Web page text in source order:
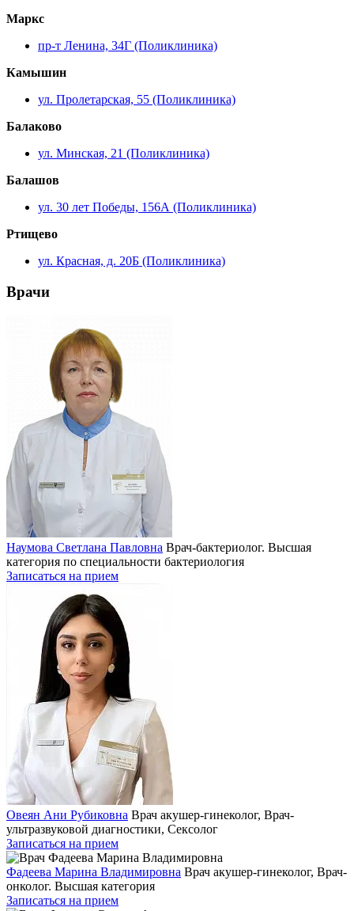
Маркс
пр-т Ленина, 34Г (Поликлиника)
Камышин
ул. Пролетарская, 55 (Поликлиника)
Балаково
ул. Минская, 21 (Поликлиника)
Балашов
ул. 30 лет Победы, 156А (Поликлиника)
Ртищево
ул. Красная, д. 20Б (Поликлиника)
Врачи
Наумова Светлана Павловна Врач-бактериолог. Высшая
категория по специальности бактериология
Записаться на прием
Овеян Ани Рубиковна Врач акушер-гинеколог, Врач-
ультразвуковой диагностики, Сексолог
Записаться на прием
Фадеева Марина Владимировна Врач акушер-гинеколог, Врач-
онколог. Высшая категория
Записаться на прием